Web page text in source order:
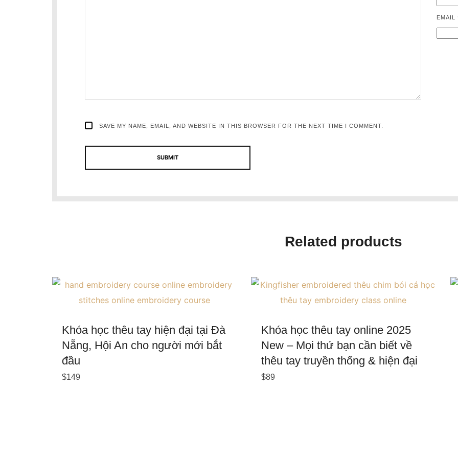
EMAIL
SAVE MY NAME, EMAIL, AND WEBSITE IN THIS BROWSER FOR THE NEXT TIME I COMMENT.
Related products
Khóa học thêu tay hiện đại tại Đà
Nẵng, Hội An cho người mới bắt
đầu
$149
Khóa học thêu tay online 2025
New – Mọi thứ bạn cần biết về
thêu tay truyền thống & hiện đại
$89